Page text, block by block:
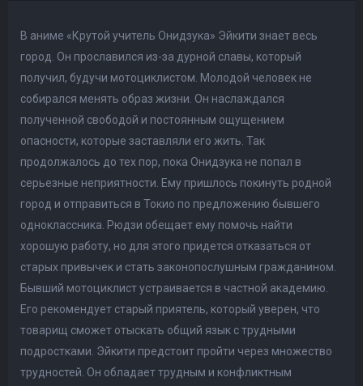
В аниме «Крутой учитель Онидзука» Эйкити знает весь
город. Он прославился из-за дурной славы, который
получил, будучи мотоциклистом. Молодой человек не
собирался менять образ жизни. Он наслаждался
полученной свободой и постоянным ощущением
опасности, которые заставляли его жить. Так
продолжалось до тех пор, пока Онидзука не попал в
серьезные неприятности. Ему пришлось покинуть родной
город и отправиться в Токио по предложению бывшего
одноклассника. Рюдзи обещает ему помочь найти
хорошую работу, но для этого придется отказаться от
старых привычек и стать законопослушным гражданином.
Бывший мотоциклист устраивается в частной академию.
Его рекомендует старый приятель, который уверен, что
товарищ сможет отыскать общий язык с трудными
подростками. Эйкити предстоит пройти через множество
трудностей. Он обладает трудным и конфликтным